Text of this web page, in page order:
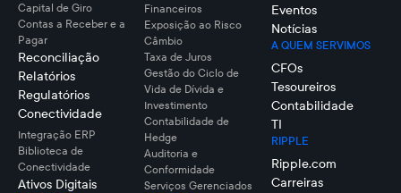
Capital de Giro
Contas a Receber e a
Pagar
Reconciliação
Relatórios
Regulatórios
Conectividade
Integração ERP
Biblioteca de
Conectividade
Ativos Digitais
Financeiros
Exposição ao Risco
Câmbio
Taxa de Juros
Gestão do Ciclo de
Vida de Dívida e
Investimento
Contabilidade de
Hedge
Auditoria e
Conformidade
Serviços Gerenciados
Eventos
Notícias
A QUEM SERVIMOS
CFOs
Tesoureiros
Contabilidade
TI
RIPPLE
Ripple.com
Carreiras